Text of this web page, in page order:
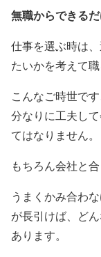
無職からできる
仕事を選ぶ時は
たいかを考えて
こんなご時世で
分なりに工夫し
てはなりません。
もちろん会社と
うまくかみ合わ
が長引けば、ど
あります。